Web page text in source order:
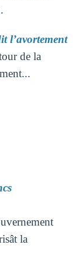
l’avortement
de la
la